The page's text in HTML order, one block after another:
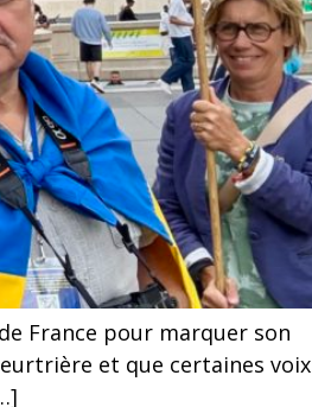
France pour marquer son
et que certaines voix